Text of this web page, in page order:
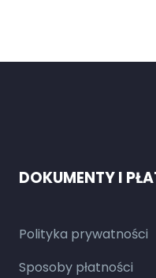
DOKUMENTY I
Polityka prywatności
Sposoby płatności